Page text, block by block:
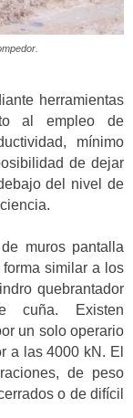
herramientas
al empleo de
mínimo
de dejar
del nivel de
muros pantalla
similar a los
quebrantador
cuña. Existen
un solo operario
a las 4000 kN. El
de peso
o de difícil